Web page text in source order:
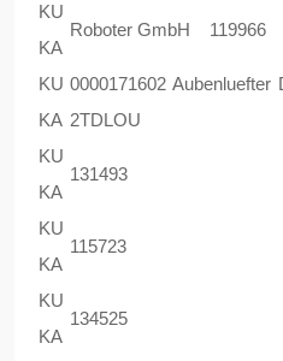
KU
KA
Roboter GmbH 119966
KU
KA
0000171602
2TDLOU
KU
KA
131493
KU
KA
115723
KU
KA
134525